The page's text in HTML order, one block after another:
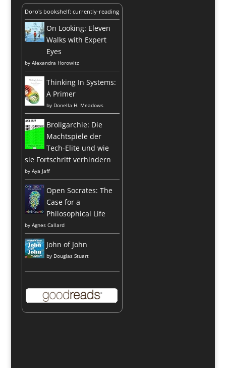
Doro's bookshelf: currently-reading
On Looking: Eleven
Walks with Expert
Eyes
by Alexandra Horowitz
Thinking In Systems:
A Primer
by Donella H. Meadows
Broligarchie: Die
Machtspiele der
Tech-Elite und wie
sie Fortschritt verhindern
by Aya Jaff
Open Socrates: The
Case for a
Philosophical Life
by Agnes Callard
John of John
by Douglas Stuart